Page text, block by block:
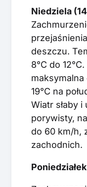
Niedziela
deszczu.
8°C do
maksymalna
19°C na
Wiatr słaby
porywisty,
do 60 km/h,
zachodnich.